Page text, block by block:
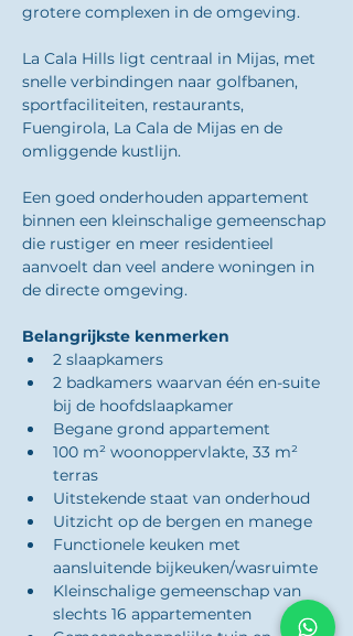
grotere complexen in de omgeving.
La Cala Hills ligt centraal in Mijas, met
snelle verbindingen naar golfbanen,
sportfaciliteiten, restaurants,
Fuengirola, La Cala de Mijas en de
omliggende kustlijn.
Een goed onderhouden appartement
binnen een kleinschalige gemeenschap
die rustiger en meer residentieel
aanvoelt dan veel andere woningen in
de directe omgeving.
Belangrijkste kenmerken
2 slaapkamers
2 badkamers waarvan één en-suite
bij de hoofdslaapkamer
Begane grond appartement
100 m² woonoppervlakte, 33 m²
terras
Uitstekende staat van onderhoud
Uitzicht op de bergen en manege
Functionele keuken met
aansluitende bijkeuken/wasruimte
Kleinschalige gemeenschap van
slechts 16 appartementen